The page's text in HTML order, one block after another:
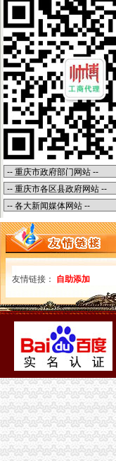
信息广告__都市_温商网
童家桥办税务登记证
【重庆税务登记证审核】
已开店,想办税务登记证
合伙制企业办理税务登记
办税务登记证需要哪些手
栖霞建设_招股说明书
双碑办税务登记证
石家庄新华区办理税务登
在东莞开奶茶店,需要办
四川路桥：发行股份购买
供应哪些公司需办税务登
新办企业无须申领税务登
三峡广场办税务登记证
重庆市沙坪坝区妇幼保健
重庆一般纳税人申请：沙
永泰能源公开发行2016年
6月13日莆田市涵江区人
重庆市沙坪坝区妇幼保
LT
【镇江上元教育会计培训
日以内,持有关证件,向税
摸金人（全集）_起点中
“不生税”是否属于制多
井口办税务登记证
《三晋都市报驻地派记者
赫章县财税制度
河南桐柏无证企业采铁
洛居业房地产开发有限公
河南桐柏无证企业采铁矿
友情链接： 自助添加
51La